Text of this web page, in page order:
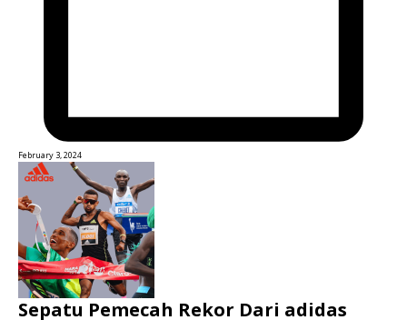
February 3, 2024
Sepatu Pemecah Rekor Dari adidas